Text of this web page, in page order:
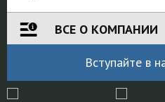
ВСЕ О КОМПАНИИ
Вступайте в